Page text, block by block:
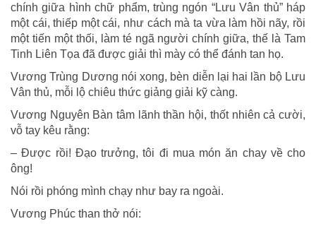
chính giữa hình chữ phẩm, trùng ngón “Lưu Vân thủ” háp
một cái, thiếp một cái, như cách mà ta vừa làm hồi nãy, rồi
một tiến một thối, làm té ngã người chính giữa, thế là Tam
Tinh Liên Tọa đã được giải thì mày có thể đánh tan họ.
Vương Trùng Dương nói xong, bèn diễn lại hai lần bộ Lưu
Vân thủ, mỗi lộ chiêu thức giảng giải kỹ càng.
Vương Nguyên Bàn tâm lãnh thần hội, thốt nhiên cả cười,
vỗ tay kêu rằng:
– Được rồi! Đạo trưởng, tôi đi mua món ăn chay về cho
ông!
Nói rồi phóng mình chạy như bay ra ngoài.
Vương Phúc than thở nói: